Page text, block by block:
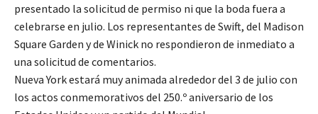
presentado ‌la solicitud de permiso ni que ​la boda fuera a ​
celebrarse en julio. Los representantes de Swift, del Madison
Square Garden y de Winick no respondieron de inmediato a
una solicitud de comentarios.
Nueva York estará muy animada ​alrededor del 3 de julio ‌con
los actos conmemorativos del 250.º aniversario de los